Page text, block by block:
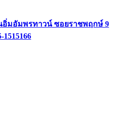
อิ่มอัมพรทาวน์ ซอยราชพฤกษ์ 9